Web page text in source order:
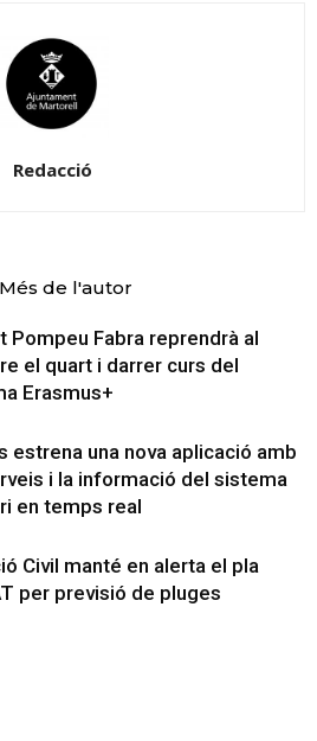
Redacció
Més de l'autor
Pompeu Fabra reprendrà al
el quart i darrer curs del
Erasmus+
estrena una nova aplicació amb
i la informació del sistema
en temps real
Civil manté en alerta el pla
per previsió de pluges